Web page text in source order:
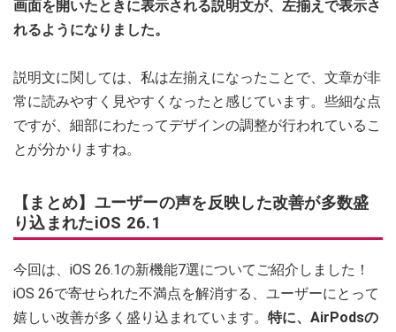
画面を開いたときに表示される説明文が、左揃えで表示さ
れるようになりました。
説明文に関しては、私は左揃えになったことで、文章が非
常に読みやすく見やすくなったと感じています。些細な点
ですが、細部にわたってデザインの調整が行われているこ
とが分かりますね。
【まとめ】ユーザーの声を反映した改善が多数盛
り込まれたiOS 26.1
今回は、iOS 26.1の新機能7選についてご紹介しました！
iOS 26で寄せられた不満点を解消する、ユーザーにとって
嬉しい改善が多く盛り込まれています。 特に、AirPodsの